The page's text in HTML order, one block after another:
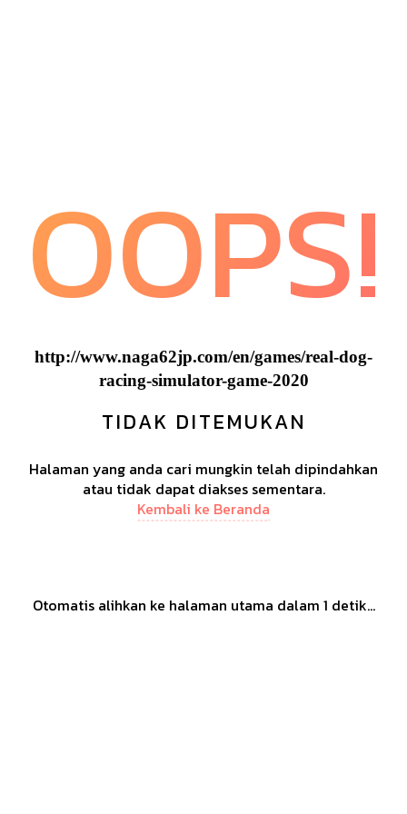
OOPS!
http://www.naga62jp.com/en/games/real-dog-
racing-simulator-game-2020
TIDAK DITEMUKAN
Halaman yang anda cari mungkin telah dipindahkan
atau tidak dapat diakses sementara.
Kembali ke Beranda
Otomatis alihkan ke halaman utama dalam 1 detik...